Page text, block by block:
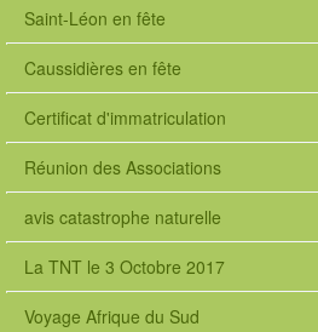
o
G
e
r
y
Saint-Léon en fête
Caussidières en fête
Certificat d'immatriculation
Réunion des Associations
avis catastrophe naturelle
La TNT le 3 Octobre 2017
Voyage Afrique du Sud